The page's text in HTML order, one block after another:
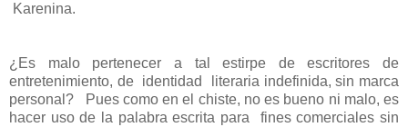
Karenina.
¿Es malo pertenecer a tal estirpe de escritores de
entretenimiento, de identidad
literaria indefinida, sin marca
personal?
Pues como en el chiste, no es bueno ni malo, es
hacer uso de la palabra escrita para
fines comerciales sin